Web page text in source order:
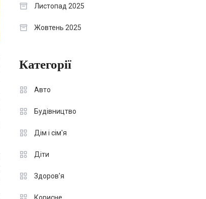
Листопад 2025
Жовтень 2025
Категорії
Авто
Будівництво
Дім і сім'я
Діти
Здоров'я